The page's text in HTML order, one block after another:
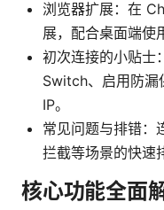
浏览器扩展：在
展，配合桌面端使
初次连接的小贴士
Switch、启用防漏
IP。
常见问题与排错：
拦截等场景的快速
核心功能全面